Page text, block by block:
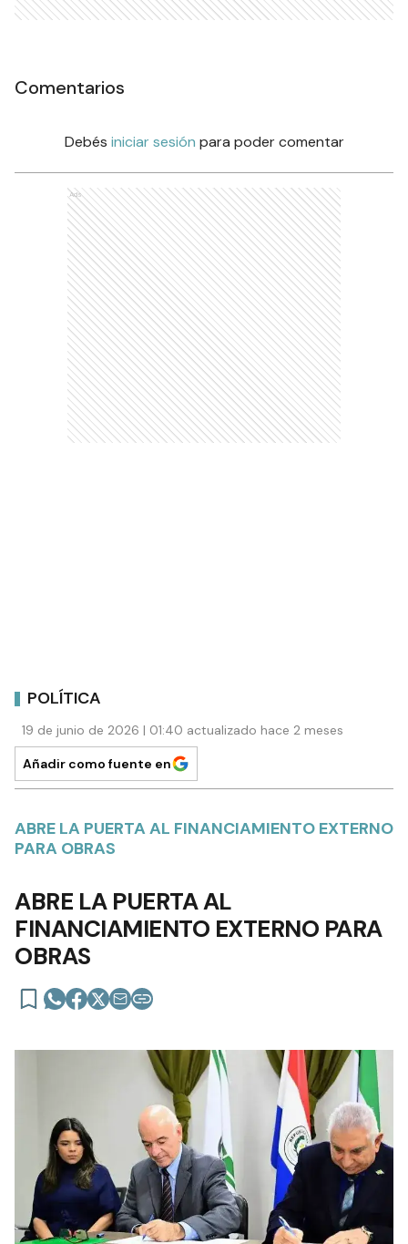
Comentarios
Debés iniciar sesión para poder comentar
Ads
POLÍTICA
19 de junio de 2026 | 01:40 actualizado hace 2 meses
Añadir como fuente en
ABRE LA PUERTA AL FINANCIAMIENTO EXTERNO
PARA OBRAS
ABRE LA PUERTA AL
FINANCIAMIENTO EXTERNO PARA
OBRAS